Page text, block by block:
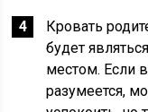
Кровать
будет
местом. Если
разумеется,